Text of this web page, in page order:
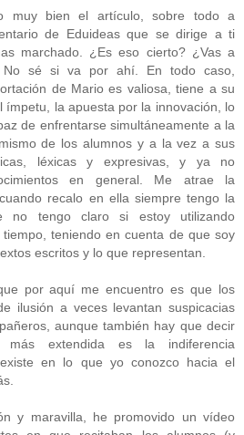
muy bien el artículo, sobre todo a
de Eduideas que se dirige a ti
marchado. ¿Es eso cierto? ¿Vas a
No sé si va por ahí. En todo caso,
de Mario es valiosa, tiene a su
ímpetu, la apuesta por la innovación, lo
de enfrentarse simultáneamente a la
de los alumnos y a la vez a sus
léxicas y expresivas, y ya no
en general. Me atrae la
recalo en ella siempre tengo la
no tengo claro si estoy utilizando
teniendo en cuenta de que soy
escritos y lo que representan.
por aquí me encuentro es que los
ilusión a veces levantan suspicacias
aunque también hay que decir
extendida es la indiferencia
en lo que yo conozco hacia el
y maravilla, he promovido un vídeo